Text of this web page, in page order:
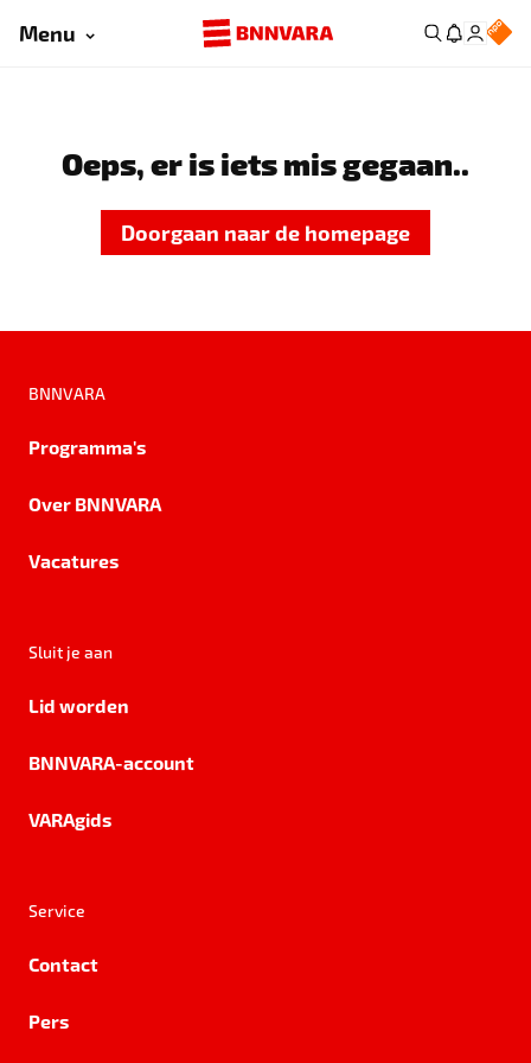
Menu
Oeps, er is iets mis gegaan..
Doorgaan naar de homepage
BNNVARA
Programma's
Over BNNVARA
Vacatures
Sluit je aan
Lid worden
BNNVARA-account
VARAgids
Service
Contact
Pers